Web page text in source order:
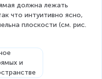
должна лежать
что интуитивно ясно,
плоскости (см. рис.